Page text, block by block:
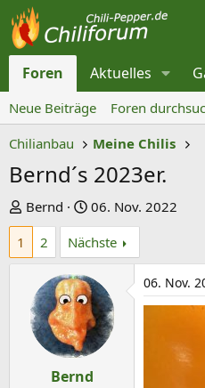
Foren Aktuelles
Neue Beiträge
Foren
Chilianbau
Meine Chilis
Bernd´s 2023er.
E
r
Bernd
E
r
s
e
l
l
t
a
06. Nov. 2022
1
2 Nächste
Bernd
06. Nov.